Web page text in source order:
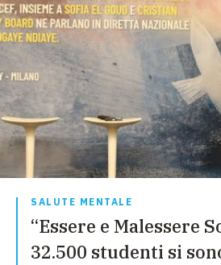
SALUTE MENTALE
“Essere e Malessere
32.500 studenti si